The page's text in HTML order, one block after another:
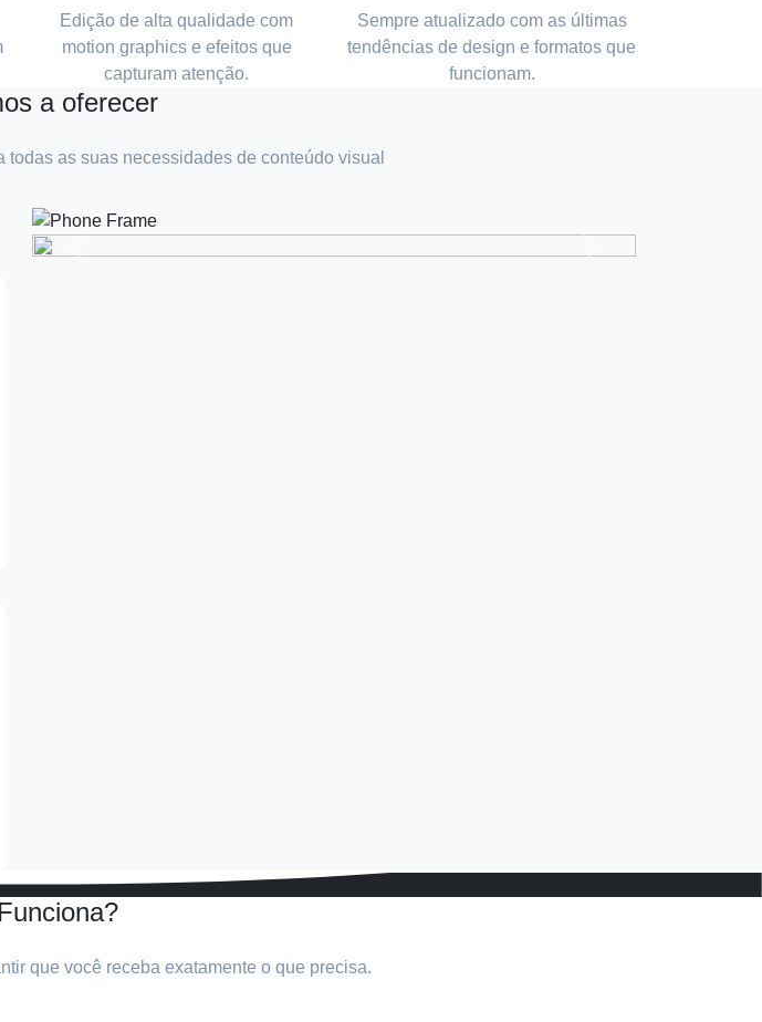
Edição de alta qualidade com
motion graphics e efeitos que
capturam atenção.
Sempre atualizado com as últimas
tendências de design e formatos que
funcionam.
a oferecer
as suas necessidades de conteúdo visual
Anterior Próximo
que você receba exatamente o que precisa.